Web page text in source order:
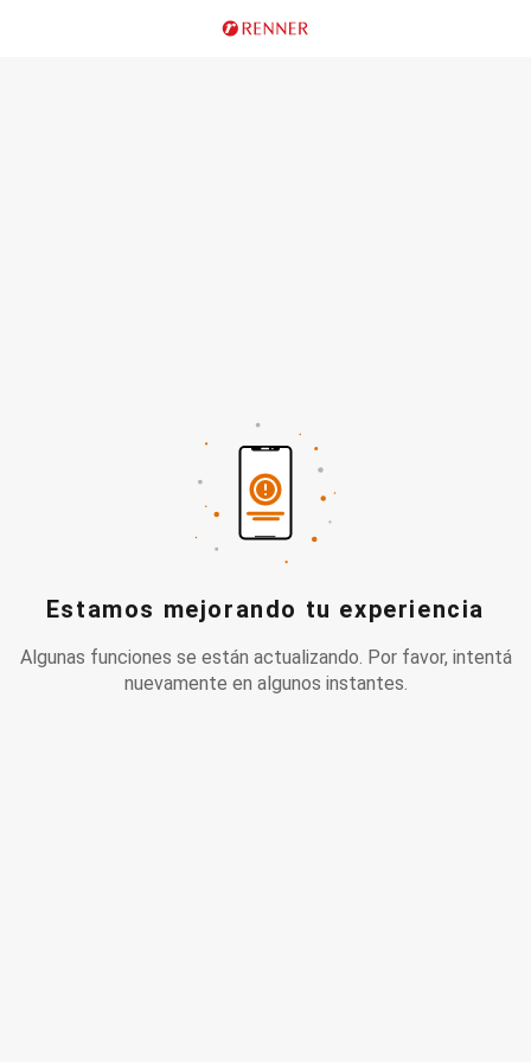
Estamos mejorando tu experiencia
Algunas funciones se están actualizando. Por favor, intentá
nuevamente en algunos instantes.